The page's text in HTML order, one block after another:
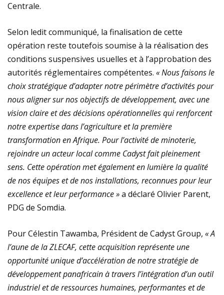
Centrale.
Selon ledit communiqué, la finalisation de cette
opération reste toutefois soumise à la réalisation des
conditions suspensives usuelles et à l’approbation des
autorités réglementaires compétentes. « Nous faisons le
choix stratégique d’adapter notre périmètre d’activités pour
nous aligner surnos objectifs de développement, avec une
vision claire et des décisions opérationnelles qui renforcent
notre expertise dans l’agriculture et la première
transformation en Afrique. Pour l’activité de minoterie,
rejoindre un acteur local comme Cadyst fait pleinement
sens. Cette opération met également en lumière la qualité
de nos équipes et de nos installations, reconnues pour leur
excellence et leur performance »a déclaré Olivier Parent,
PDG de Somdia.
Pour Célestin Tawamba, Président de Cadyst Group, « A
l’aune de la ZLECAF, cette acquisition représente une
opportunité unique d’accélération de notre stratégie de
développement panafricain à travers l’intégration d’un outil
industriel et de ressources humaines, performantes et de